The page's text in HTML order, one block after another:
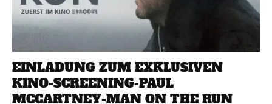
EINLADUNG ZUM EXKLUSIVEN
KINO-SCREENING-PAUL
MCCARTNEY-MAN ON THE RUN